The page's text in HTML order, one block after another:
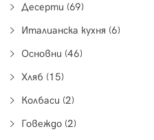
Десерти (69)
Италианска кухня (6)
Основни (46)
Хляб (15)
Колбаси (2)
Говеждо (2)